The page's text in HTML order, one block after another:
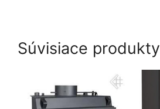
Súvisiace produkty